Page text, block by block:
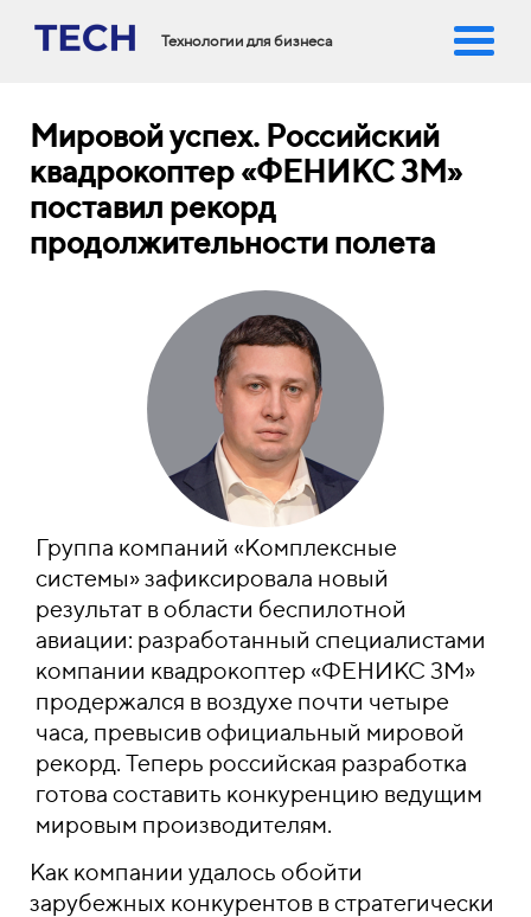
Технологии для бизнеса
Мировой успех. Российский
квадрокоптер «ФЕНИКС 3М»
поставил рекорд
продолжительности полета
Группа компаний «Комплексные
системы» зафиксировала новый
результат в области беспилотной
авиации: разработанный специалистами
компании квадрокоптер «ФЕНИКС 3М»
продержался в воздухе почти четыре
часа, превысив официальный мировой
рекорд. Теперь российская разработка
готова составить конкуренцию ведущим
мировым производителям.
Как компании удалось обойти
зарубежных конкурентов в стратегически